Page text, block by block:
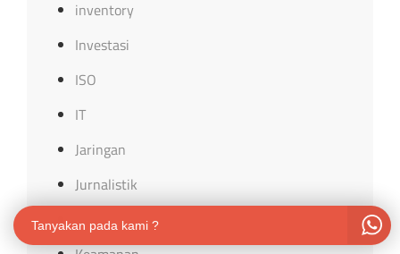
inventory
Investasi
ISO
IT
Jaringan
Jurnalistik
karyawan
Tanyakan pada kami ?